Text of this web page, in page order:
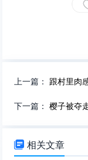
上一篇： 跟村里肉
下一篇：樱子被夺
 相关文章